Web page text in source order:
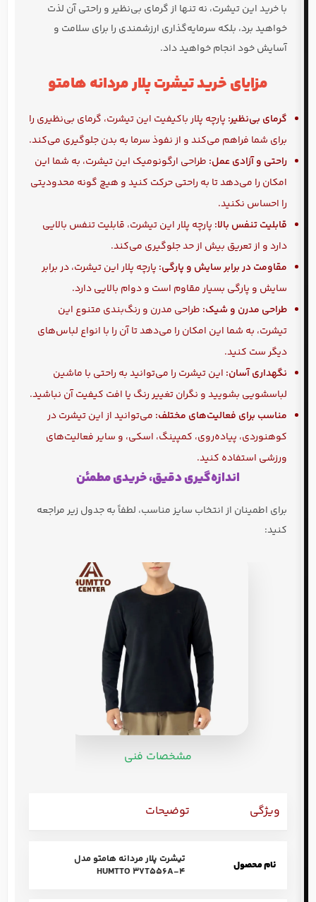
با خرید این تیشرت، نه تنها از گرمای بی‌نظیر و راحتی آن لذت
خواهید برد، بلکه سرمایه‌گذاری ارزشمندی را برای سلامت و
آسایش خود انجام خواهید داد.
مزایای خرید تیشرت پلار مردانه هامتو
گرمای بی‌نظیر: پارچه پلار باکیفیت این تیشرت، گرمای بی‌نظیری را
برای شما فراهم می‌کند و از نفوذ سرما به بدن جلوگیری می‌کند.
راحتی و آزادی عمل: طراحی ارگونومیک این تیشرت، به شما این
امکان را می‌دهد تا به راحتی حرکت کنید و هیچ گونه محدودیتی
را احساس نکنید.
قابلیت تنفس بالا: پارچه پلار این تیشرت، قابلیت تنفس بالایی
دارد و از تعریق بیش از حد جلوگیری می‌کند.
مقاومت در برابر سایش و پارگی: پارچه پلار این تیشرت، در برابر
سایش و پارگی بسیار مقاوم است و دوام بالایی دارد.
طراحی مدرن و شیک: طراحی مدرن و رنگ‌بندی متنوع این
تیشرت، به شما این امکان را می‌دهد تا آن را با انواع لباس‌های
دیگر ست کنید.
نگهداری آسان: این تیشرت را می‌توانید به راحتی با ماشین
لباسشویی بشویید و نگران تغییر رنگ یا افت کیفیت آن نباشید.
مناسب برای فعالیت‌های مختلف: می‌توانید از این تیشرت در
کوهنوردی، پیاده‌روی، کمپینگ، اسکی، و سایر فعالیت‌های
ورزشی استفاده کنید.
اندازه‌گیری دقیق، خریدی مطمئن
برای اطمینان از انتخاب سایز مناسب، لطفاً به جدول زیر مراجعه
کنید:
مشخصات فنی
ویژگی توضیحات
نام محصول
تیشرت پلار مردانه هامتو مدل
HUMTTO 37T556A-4